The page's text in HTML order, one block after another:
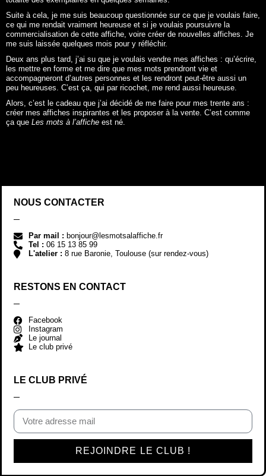
Suite à cela, je me suis beaucoup questionnée sur ce que je voulais faire,
ce qui me rendait vraiment heureuse et si je voulais poursuivre la
commercialisation de cette affiche, voire créer de nouvelles affiches. Je
me suis laissée quelques mois pour y réfléchir.
Deux ans plus tard, j’ai su que je voulais vendre mes affiches : qu’écrire,
les mettre en forme et me dire que mes mots prendront vie et
accompagneront d’autres personnes et les rendront peut-être aussi un
peu heureuses. C’est ça, qui par ricochet, me rend aussi heureuse.
Alors, c’est le cadeau que j’ai décidé de me faire pour mes trente ans :
créer mes affiches inspirantes et les proposer à la vente. C’est comme
ça que Les mots à l’affiche est né.
NOUS CONTACTER
Par mail : bonjour@lesmotsalaffiche.fr
Tel : 06 15 13 85 99
L'atelier : 8 rue Baronie, Toulouse (sur rendez-vous)
RESTONS EN CONTACT
Facebook
Instagram
Le journal
Le club privé
LE CLUB PRIVÉ
REJOINDRE LE CLUB !